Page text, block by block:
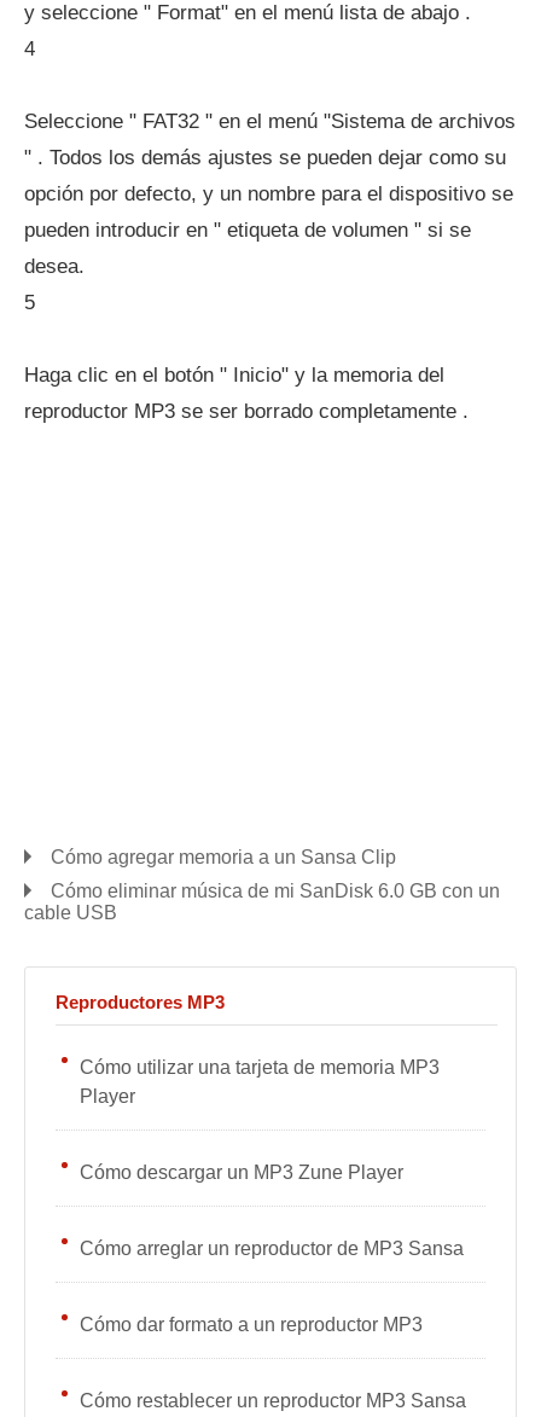
y seleccione " Format" en el menú lista de abajo .
4
Seleccione " FAT32 " en el menú "Sistema de archivos
" . Todos los demás ajustes se pueden dejar como su
opción por defecto, y un nombre para el dispositivo se
pueden introducir en " etiqueta de volumen " si se
desea.
5
Haga clic en el botón " Inicio" y la memoria del
reproductor MP3 se ser borrado completamente .
Cómo agregar memoria a un Sansa Clip
Cómo eliminar música de mi SanDisk 6.0 GB con un
cable USB
Reproductores MP3
Cómo utilizar una tarjeta de memoria MP3
Player
Cómo descargar un MP3 Zune Player
Cómo arreglar un reproductor de MP3 Sansa
Cómo dar formato a un reproductor MP3
Cómo restablecer un reproductor MP3 Sansa